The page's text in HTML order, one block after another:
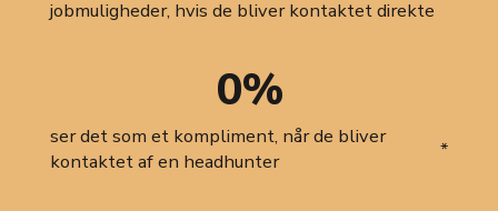
jobmuligheder, hvis de bliver kontaktet direkte
ser det som et kompliment, når de bliver
kontaktet af en headhunter
*
0%